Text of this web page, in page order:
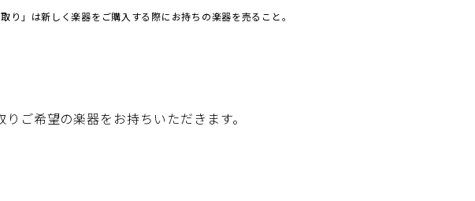
」は新しく楽器をご購入する際にお持ちの楽器を売ること。
ご希望の楽器をお持ちいただきます。